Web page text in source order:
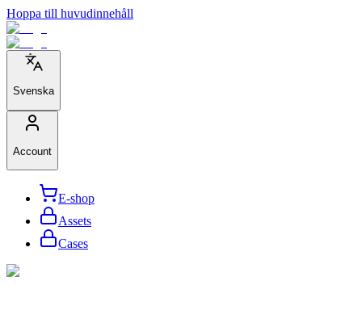
Hoppa till huvudinnehåll
Svenska
Account
E-shop
Assets
Cases